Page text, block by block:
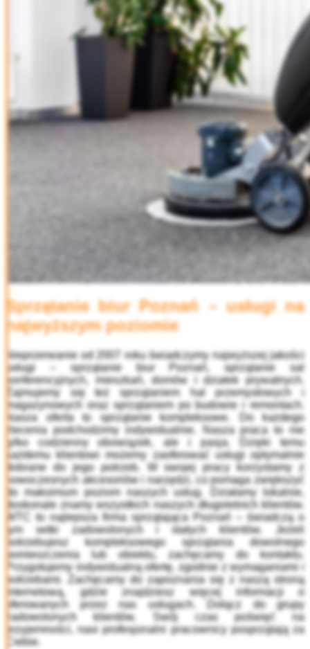
Sprzątanie biur Poznań– usługi na
najwyższym poziomie
Nieprzerwanie od 2007 roku świadczymy najwyższej jakości
usługi –
sprzątanie biur Poznań, sprzątanie sal
konferencyjnych, mieszkań, domów i działek prywatnych.
Zajmujemy się też sprzątaniem hal przemysłowych i
magazynowych oraz sprzątaniem po budowie i remontach.
Nasza oferta to sprzątanie kompleksowe. Do każdego
zlecenia podchodzimy indywidualnie. Nasza praca to nie
tylko codzienny obowiązek, ale i pasja. Dzięki temu
każdemu klientowi możemy zaoferować usługi optymalnie
dobrane do jego potrzeb. W swojej pracy korzystamy z
nowoczesnych akcesoriów i narzędzi, co pomaga zwiększyć
do maksimum poziom naszych usług. Działamy lokalnie,
doskonale znamy wszystkich naszych długoletnich klientów.
WTC to najlepsza firma sprzątająca Poznań
– świadczą o
tym setki zadowolonych i stałych klientów. Jeżeli
potrzebujesz kompleksowego sprzątania dowolnego
pomieszczenia lub obiektu, zachęcamy do kontaktu.
Przygotujemy indywidualną ofertę, zgodnie z wymaganiami i
potrzebami. Zachęcamy do zapoznania się z naszą stroną
internetową, gdzie znajdziesz więcej informacji o
oferowanych przez nas usługach. Dołącz do grupy
zadowolonych klientów. Swój czas poświęć na
przyjemności, nasi profesjonalni pracownicy posprzątają za
Ciebie.